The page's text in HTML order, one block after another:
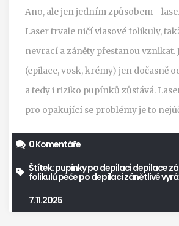
Ano, ale jen jedním způsobem -
Laser trvale ničí vlasové folikuly,
nevrací a záněty přestanou vznikat.
(epilace, vosk, krémy) jen dočasně
a tedy i riziko pupínků zůstává.
pro opakující se problémy je to
0 Komentáře
Štítek:pupínky po depilacidepilace
folikulůpéče po depilacizánětlivé
7.11.2025